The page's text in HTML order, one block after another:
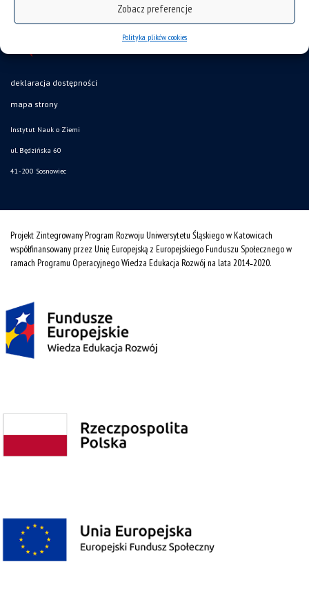
Zobacz preferencje
Polityka plików cookies
deklaracja dostępności
mapa strony
Instytut Nauk o Ziemi
ul. Będzińska 60
41-200 Sosnowiec
Projekt Zintegrowany Program Rozwoju Uniwersytetu Śląskiego w Katowicach
współfinansowany przez Unię Europejską z Europejskiego Funduszu Społecznego w
ramach Programu Operacyjnego Wiedza Edukacja Rozwój na lata 2014˗2020.